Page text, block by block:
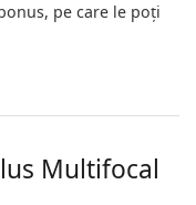
pe care le poți
Multifocal